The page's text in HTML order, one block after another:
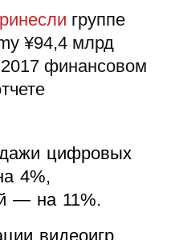
группе
¥94,4 млрд
финансовом
цифровых
4%,
— на 11%.
видеоигр